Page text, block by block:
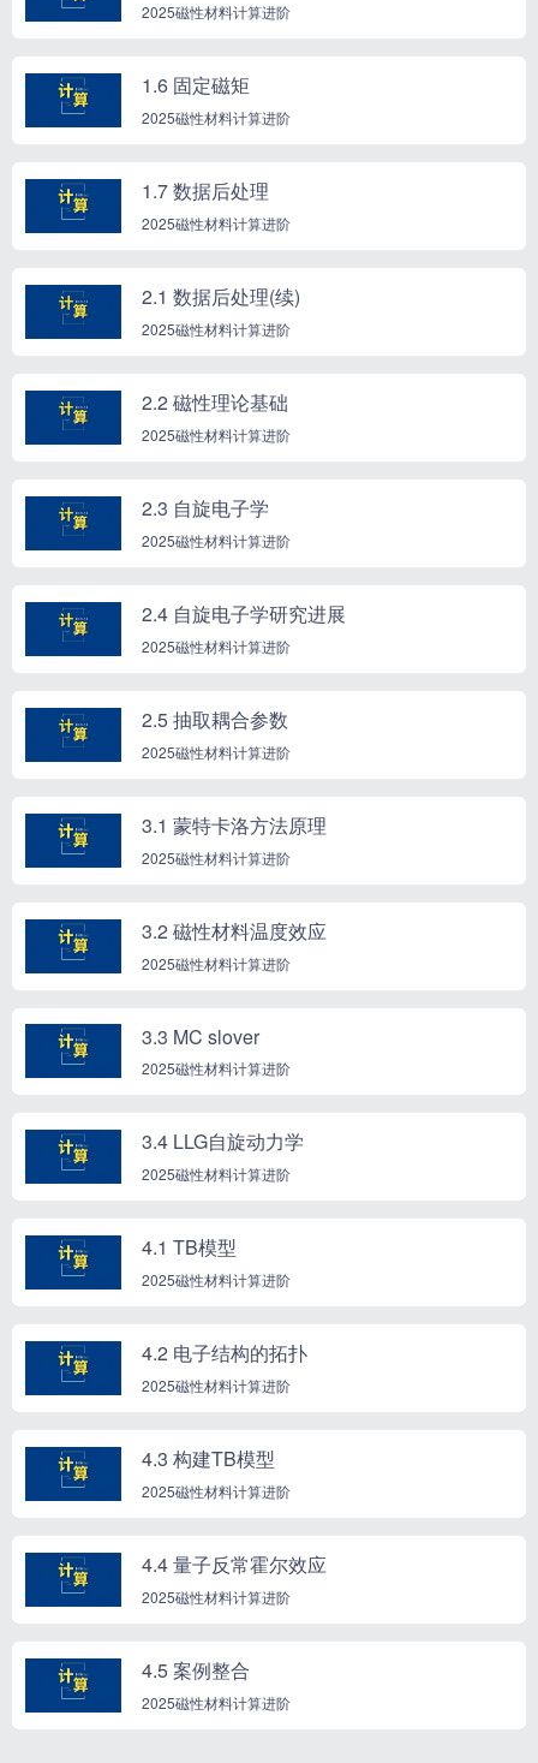
2025磁性材料计算进阶
1.6 固定磁矩
2025磁性材料计算进阶
1.7 数据后处理
2025磁性材料计算进阶
2.1 数据后处理(续)
2025磁性材料计算进阶
2.2 磁性理论基础
2025磁性材料计算进阶
2.3 自旋电子学
2025磁性材料计算进阶
2.4 自旋电子学研究进展
2025磁性材料计算进阶
2.5 抽取耦合参数
2025磁性材料计算进阶
3.1 蒙特卡洛方法原理
2025磁性材料计算进阶
3.2 磁性材料温度效应
2025磁性材料计算进阶
3.3 MC slover
2025磁性材料计算进阶
3.4 LLG自旋动力学
2025磁性材料计算进阶
4.1 TB模型
2025磁性材料计算进阶
4.2 电子结构的拓扑
2025磁性材料计算进阶
4.3 构建TB模型
2025磁性材料计算进阶
4.4 量子反常霍尔效应
2025磁性材料计算进阶
4.5 案例整合
2025磁性材料计算进阶